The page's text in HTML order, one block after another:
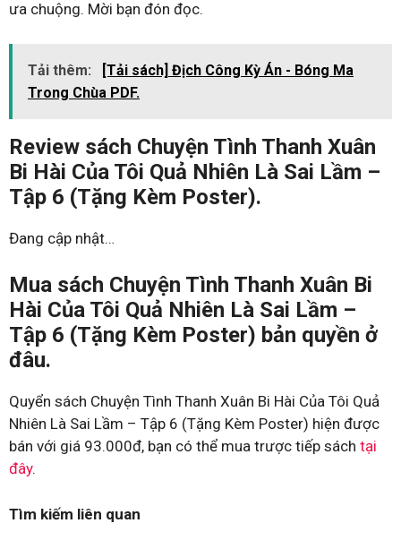
ưa chuộng. Mời bạn đón đọc.
Tải thêm:
[Tải sách] Địch Công Kỳ Án - Bóng Ma
Trong Chùa PDF.
Review sách Chuyện Tình Thanh Xuân
Bi Hài Của Tôi Quả Nhiên Là Sai Lầm –
Tập 6 (Tặng Kèm Poster).
Đang cập nhật…
Mua sách Chuyện Tình Thanh Xuân Bi
Hài Của Tôi Quả Nhiên Là Sai Lầm –
Tập 6 (Tặng Kèm Poster) bản quyền ở
đâu.
Quyển sách Chuyện Tình Thanh Xuân Bi Hài Của Tôi Quả
Nhiên Là Sai Lầm – Tập 6 (Tặng Kèm Poster) hiện được
bán với giá 93.000đ, bạn có thể mua trược tiếp sách tại
đây.
Tìm kiếm liên quan